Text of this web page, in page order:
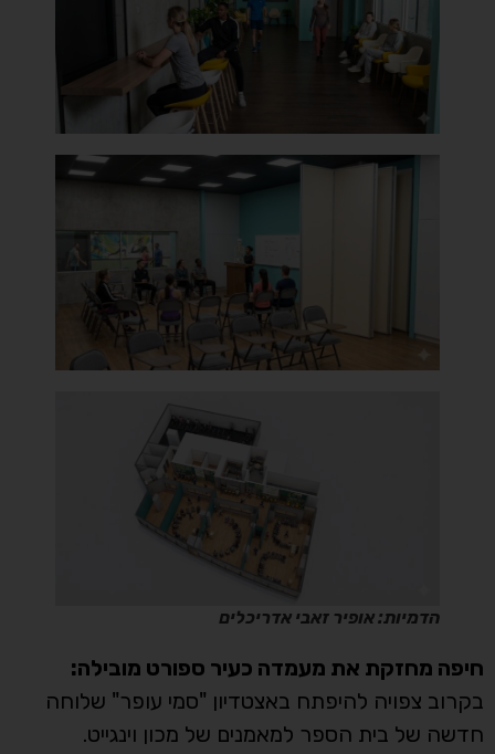
הדמיות: אופיר זאבי אדריכלים
חיפה מחזקת את מעמדה כעיר ספורט מובילה:
בקרוב צפויה להיפתח באצטדיון "סמי עופר" שלוחה
חדשה של בית הספר למאמנים של מכון וינגייט.